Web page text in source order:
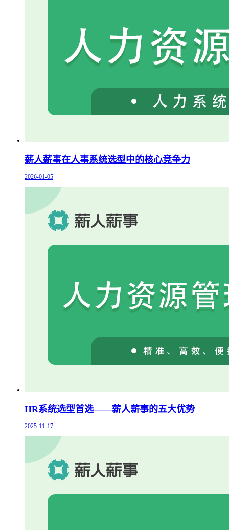
薪人薪事在人事系统选型中的核心竞争力
2026-01-05
HR系统选型首选——薪人薪事的五大优势
2025-11-17